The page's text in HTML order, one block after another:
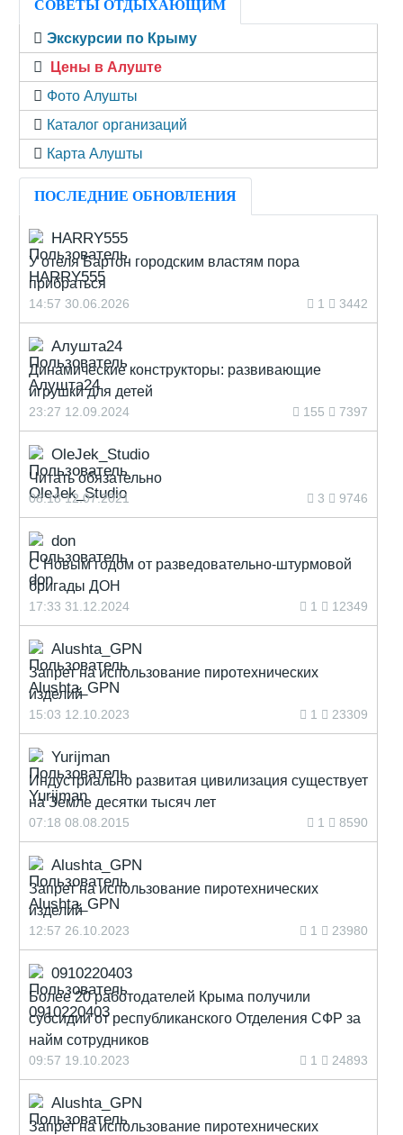
СОВЕТЫ ОТДЫХАЮЩИМ
Экскурсии по Крыму
Цены в Алуште
Фото Алушты
Каталог организаций
Карта Алушты
ПОСЛЕДНИЕ ОБНОВЛЕНИЯ
HARRY555
У отеля Бартон городским властям пора
прибраться
14:57 30.06.2026 1 3442
Алушта24
Динамические конструкторы: развивающие
игрушки для детей
23:27 12.09.2024 155 7397
OleJek_Studio
Читать обязательно
08:18 12.07.2021 3 9746
don
С Новым годом от разведовательно-штурмовой
бригады ДОН
17:33 31.12.2024 1 12349
Alushta_GPN
Запрет на использование пиротехнических
изделий
15:03 12.10.2023 1 23309
Yurijman
Индустриально развитая цивилизация существует
на Земле десятки тысяч лет
07:18 08.08.2015 1 8590
Alushta_GPN
Запрет на использование пиротехнических
изделий
12:57 26.10.2023 1 23980
0910220403
Более 20 работодателей Крыма получили
субсидии от республиканского Отделения СФР за
найм сотрудников
09:57 19.10.2023 1 24893
Alushta_GPN
Запрет на использование пиротехнических